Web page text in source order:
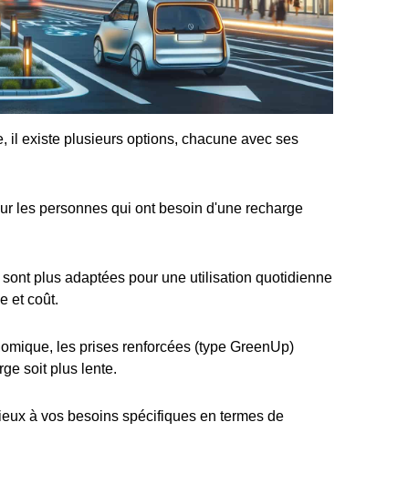
il existe plusieurs options, chacune avec ses
les personnes qui ont besoin d'une recharge
plus adaptées pour une utilisation quotidienne
et coût.
les prises renforcées (type GreenUp)
soit plus lente.
à vos besoins spécifiques en termes de